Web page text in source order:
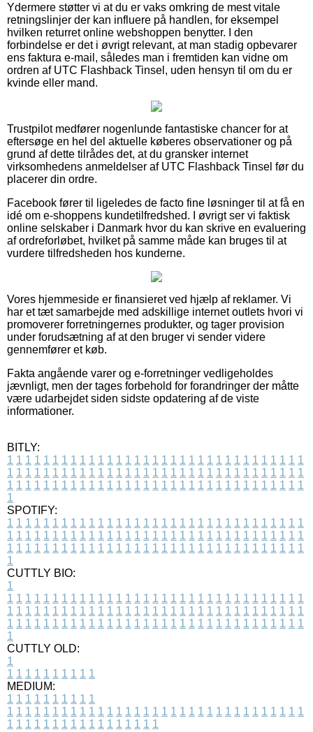
Ydermere støtter vi at du er vaks omkring de mest vitale
retningslinjer der kan influere på handlen, for eksempel
hvilken returret online webshoppen benytter. I den
forbindelse er det i øvrigt relevant, at man stadig opbevarer
ens faktura e-mail, således man i fremtiden kan vidne om
ordren af UTC Flashback Tinsel, uden hensyn til om du er
kvinde eller mand.
Trustpilot medfører nogenlunde fantastiske chancer for at
eftersøge en hel del aktuelle køberes observationer og på
grund af dette tilrådes det, at du gransker internet
virksomhedens anmeldelser af UTC Flashback Tinsel før du
placerer din ordre.
Facebook fører til ligeledes de facto fine løsninger til at få en
idé om e-shoppens kundetilfredshed. I øvrigt ser vi faktisk
online selskaber i Danmark hvor du kan skrive en evaluering
af ordreforløbet, hvilket på samme måde kan bruges til at
vurdere tilfredsheden hos kunderne.
Vores hjemmeside er finansieret ved hjælp af reklamer. Vi
har et tæt samarbejde med adskillige internet outlets hvori vi
promoverer forretningernes produkter, og tager provision
under forudsætning af at den bruger vi sender videre
gennemfører et køb.
Fakta angående varer og e-forretninger vedligeholdes
jævnligt, men der tages forbehold for forandringer der måtte
være udarbejdet siden sidste opdatering af de viste
informationer.
BITLY:
1 1 1 1 1 1 1 1 1 1 1 1 1 1 1 1 1 1 1 1 1 1 1 1 1 1 1 1 1 1 1 1 1
1 1 1 1 1 1 1 1 1 1 1 1 1 1 1 1 1 1 1 1 1 1 1 1 1 1 1 1 1 1 1 1 1
1 1 1 1 1 1 1 1 1 1 1 1 1 1 1 1 1 1 1 1 1 1 1 1 1 1 1 1 1 1 1 1 1
1
SPOTIFY:
1 1 1 1 1 1 1 1 1 1 1 1 1 1 1 1 1 1 1 1 1 1 1 1 1 1 1 1 1 1 1 1 1
1 1 1 1 1 1 1 1 1 1 1 1 1 1 1 1 1 1 1 1 1 1 1 1 1 1 1 1 1 1 1 1 1
1 1 1 1 1 1 1 1 1 1 1 1 1 1 1 1 1 1 1 1 1 1 1 1 1 1 1 1 1 1 1 1 1
1
CUTTLY BIO:
1
1 1 1 1 1 1 1 1 1 1 1 1 1 1 1 1 1 1 1 1 1 1 1 1 1 1 1 1 1 1 1 1 1
1 1 1 1 1 1 1 1 1 1 1 1 1 1 1 1 1 1 1 1 1 1 1 1 1 1 1 1 1 1 1 1 1
1 1 1 1 1 1 1 1 1 1 1 1 1 1 1 1 1 1 1 1 1 1 1 1 1 1 1 1 1 1 1 1 1
1
CUTTLY OLD:
1
1 1 1 1 1 1 1 1 1 1
MEDIUM:
1 1 1 1 1 1 1 1 1 1
1 1 1 1 1 1 1 1 1 1 1 1 1 1 1 1 1 1 1 1 1 1 1 1 1 1 1 1 1 1 1 1 1
1 1 1 1 1 1 1 1 1 1 1 1 1 1 1 1 1